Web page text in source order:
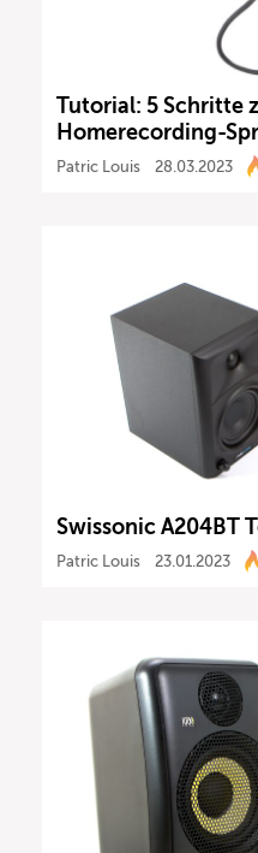
Tutorial: 5 Schritte
Homerecording-
Patric Louis 28.03.2023
Swissonic A204BT
Patric Louis 23.01.2023